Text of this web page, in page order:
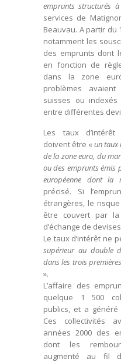
emprunts structurés
services de
Beauvau. A partir du
notamment les
des emprunts dont
en fonction de
dans la zone
problèmes
suisses ou indexés
entre différentes
Les taux
doivent être « un taux
de la zone euro, du
ou des emprunts émis
européenne dont la
précisé. Si
étrangères, le
être couvert par la
d’échange de
Le taux d’intérêt ne
supérieur au double
dans les trois
».
L’affaire des
quelque 1 500
publics, et a généré
Ces collectivités
années 2000 des
dont les
augmenté au fil